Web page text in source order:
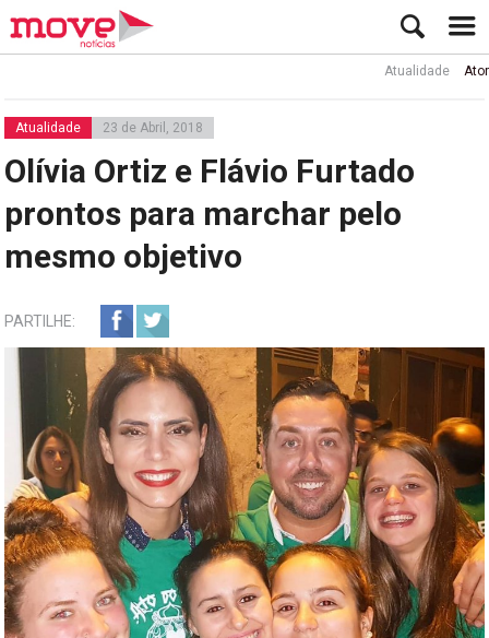
Atualidade Ator Rui de
Atualidade 23 de Abril, 2018
Olívia Ortiz e Flávio Furtado
prontos para marchar pelo
mesmo objetivo
PARTILHE: